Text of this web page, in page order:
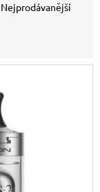
Nejprodávanější